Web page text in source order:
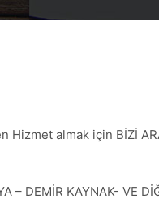
Hizmet almak için BİZİ
– DEMİR KAYNAK- VE